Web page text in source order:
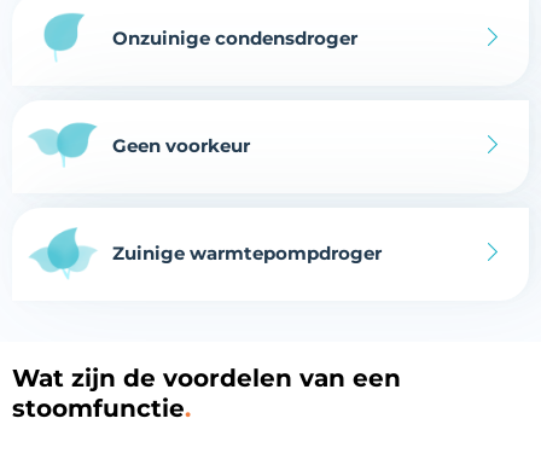
Onzuinige condensdroger
Geen voorkeur
Zuinige warmtepompdroger
Wat zijn de voordelen van een
stoomfunctie